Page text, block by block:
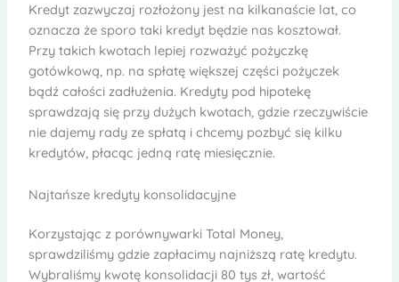
Kredyt zazwyczaj rozłożony jest na kilkanaście lat, co
oznacza że sporo taki kredyt będzie nas kosztował.
Przy takich kwotach lepiej rozważyć pożyczkę
gotówkową, np. na spłatę większej części pożyczek
bądź całości zadłużenia. Kredyty pod hipotekę
sprawdzają się przy dużych kwotach, gdzie rzeczywiście
nie dajemy rady ze spłatą i chcemy pozbyć się kilku
kredytów, płacąc jedną ratę miesięcznie.
Najtańsze kredyty konsolidacyjne
Korzystając z porównywarki Total Money,
sprawdziliśmy gdzie zapłacimy najniższą ratę kredytu.
Wybraliśmy kwotę konsolidacji 80 tys zł, wartość